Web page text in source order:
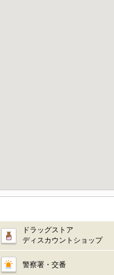
ドラッグストア
ディスカウントショップ
警察署・交番